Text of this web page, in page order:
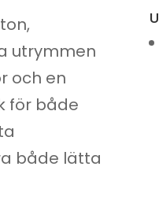
utrymmen
och en
för både
både lätta